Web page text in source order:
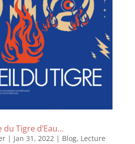
du Tigre d’Eau…
| Jan 31, 2022| Blog, Lecture